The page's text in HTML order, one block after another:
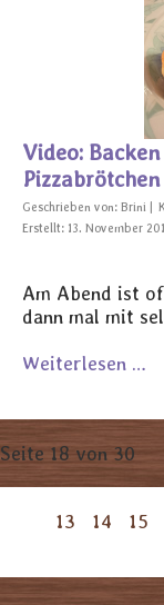
Video:
Pizzabrötchen
Geschrieben von: Brini
Erstellt: 13. November
Am Abend ist
dann mal mit
Weiterlesen …
Seite 18 von 30
13 14 15